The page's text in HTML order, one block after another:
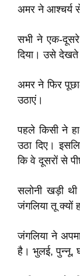
अमर ने आश्चर्य
सभी ने एक-
दिया। उसे देखते
अमर ने फिर
उठाएं।
पहले किसी ने
उठा दिए।
कि वे दूसरों से
सलोनी खड़ी
जंगलिया तू क्यों
जंगलिया ने
है। भुलई, पुन्नू,